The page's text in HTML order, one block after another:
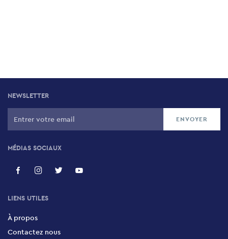
NEWSLETTER
MÉDIAS SOCIAUX
LIENS UTILES
À propos
Contactez nous